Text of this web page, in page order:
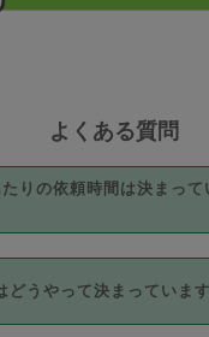
よくある質問
りの依頼時間は決まって
回につき3時間固定です
依頼したい場合は、延長
ださい。機能をご利用
どうやって決まっていま